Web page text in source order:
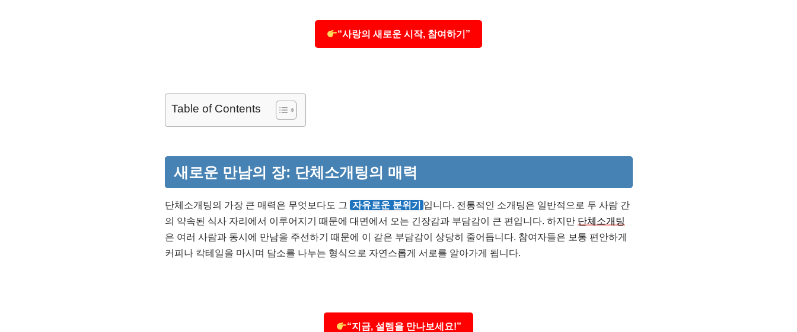
“사랑의 새로운 시작, 참여하기”
Table of Contents
새로운 만남의 장: 단체소개팅의 매력
단체소개팅의 가장 큰 매력은 무엇보다도 그 자유로운 분위기
입니다. 전통적인 소개팅은 일반적으로 두 사람 간
의 약속된 식사 자리에서 이루어지기 때문에 대면에서 오는 긴장감과 부담감이 큰 편입니다. 하지만 단체소개팅
은 여러 사람과 동시에 만남을 주선하기 때문에 이 같은 부담감이 상당히 줄어듭니다. 참여자들은 보통 편안하게
커피나 칵테일을 마시며 담소를 나누는 형식으로 자연스롭게 서로를 알아가게 됩니다.
“지금, 설렘을 만나보세요!”